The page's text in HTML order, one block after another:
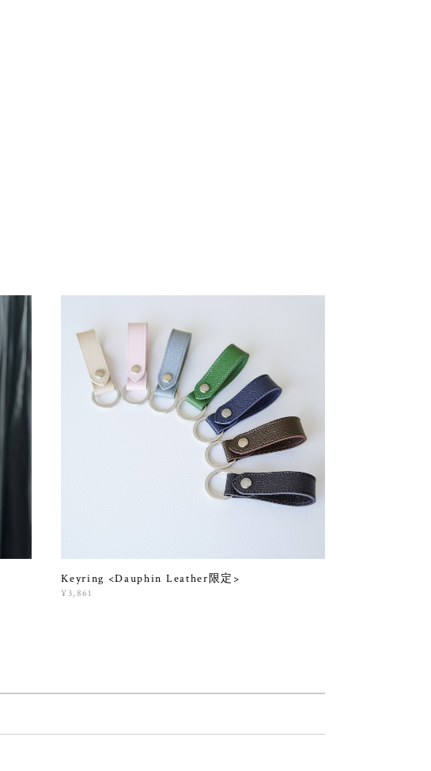
Keyring <Dauphin Leather限定>
¥3,861